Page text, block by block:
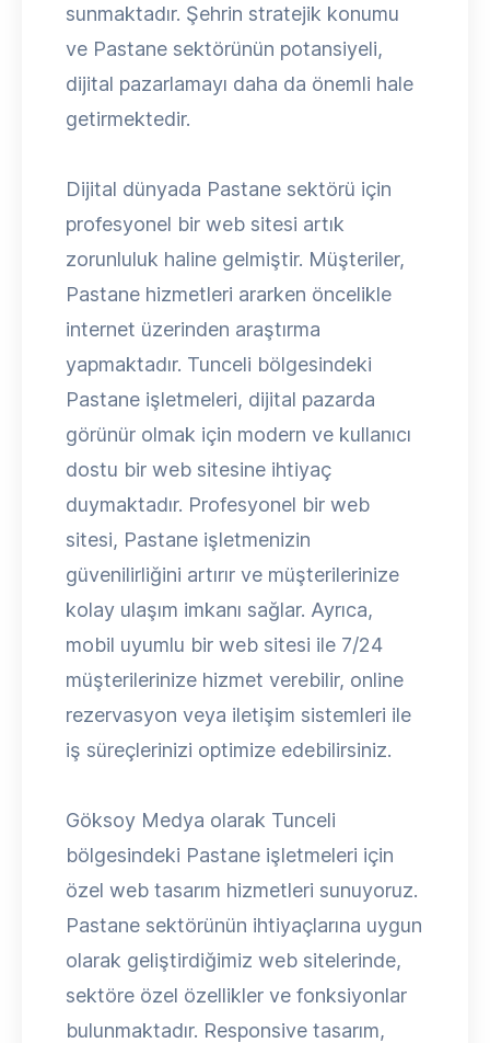
sunmaktadır. Şehrin stratejik konumu
ve Pastane sektörünün potansiyeli,
dijital pazarlamayı daha da önemli hale
getirmektedir.
Dijital dünyada Pastane sektörü için
profesyonel bir web sitesi artık
zorunluluk haline gelmiştir. Müşteriler,
Pastane hizmetleri ararken öncelikle
internet üzerinden araştırma
yapmaktadır. Tunceli bölgesindeki
Pastane işletmeleri, dijital pazarda
görünür olmak için modern ve kullanıcı
dostu bir web sitesine ihtiyaç
duymaktadır. Profesyonel bir web
sitesi, Pastane işletmenizin
güvenilirliğini artırır ve müşterilerinize
kolay ulaşım imkanı sağlar. Ayrıca,
mobil uyumlu bir web sitesi ile 7/24
müşterilerinize hizmet verebilir, online
rezervasyon veya iletişim sistemleri ile
iş süreçlerinizi optimize edebilirsiniz.
Göksoy Medya olarak Tunceli
bölgesindeki Pastane işletmeleri için
özel web tasarım hizmetleri sunuyoruz.
Pastane sektörünün ihtiyaçlarına uygun
olarak geliştirdiğimiz web sitelerinde,
sektöre özel özellikler ve fonksiyonlar
bulunmaktadır. Responsive tasarım,